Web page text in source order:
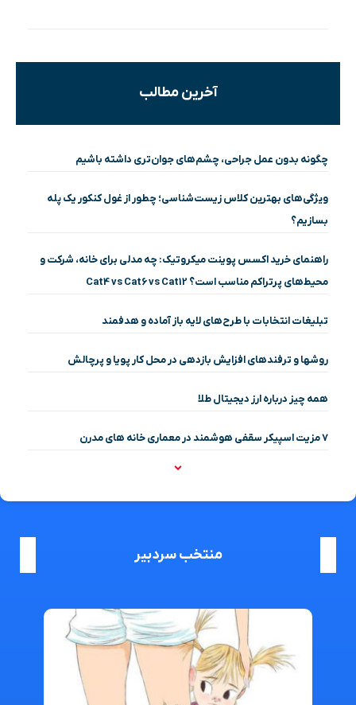
آخرین مطالب
چگونه بدون عمل جراحی، چشم‌های جوان‌تری داشته باشیم
ویژگی‌های بهترین کلاس زیست‌شناسی؛ چطور از غول کنکور یک پله
بسازیم؟
راهنمای خرید اکسس پوینت میکروتیک: چه مدلی برای خانه، شرکت و
محیط‌های پرتراکم مناسب است؟ Cat4 vs Cat6 vs Cat12
تبلیغات انتخابات با طرح‌های لایه باز آماده و هدفمند
روشها و ترفندهای افزایش بازدهی در محل کار پویا و پرچالش
همه چیز درباره ارز دیجیتال طلا
۷ مزیت اسپیکر سقفی هوشمند در معماری خانه‌ های مدرن
منتخب سردبیر